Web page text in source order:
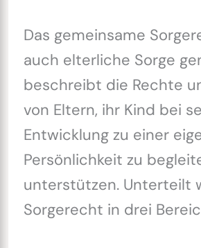
Das gemeinsame
auch elterliche Sorge
beschreibt die Rechte
von Eltern, ihr Kind bei
Entwicklung zu einer
Persönlichkeit zu
unterstützen. Unterteilt
Sorgerecht in drei